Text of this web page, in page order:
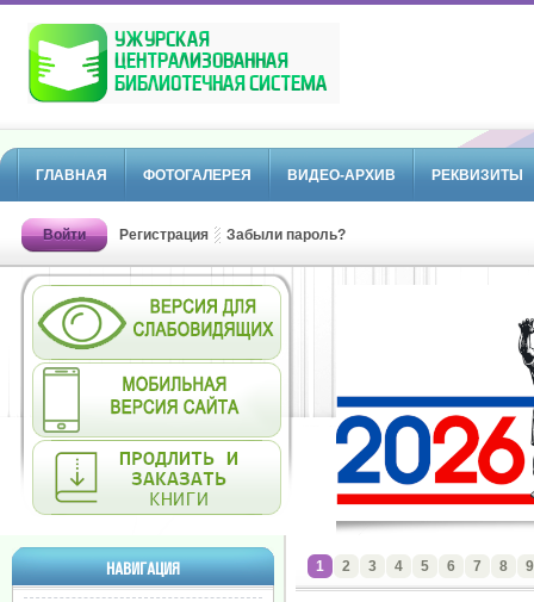
ГЛАВНАЯ ФОТОГАЛЕРЕЯ ВИДЕО-АРХИВ РЕКВИЗИТЫ
Войти Регистрация Забыли пароль?
НАВИГАЦИЯ 1 2 3 4 5 6 7 8 9